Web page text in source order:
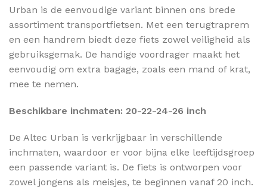
Urban is de eenvoudige variant binnen ons brede
assortiment transportfietsen. Met een terugtraprem
en een handrem biedt deze fiets zowel veiligheid als
gebruiksgemak. De handige voordrager maakt het
eenvoudig om extra bagage, zoals een mand of krat,
mee te nemen.
Beschikbare inchmaten: 20-22-24-26 inch
De Altec Urban is verkrijgbaar in verschillende
inchmaten, waardoor er voor bijna elke leeftijdsgroep
een passende variant is. De fiets is ontworpen voor
zowel jongens als meisjes, te beginnen vanaf 20 inch.